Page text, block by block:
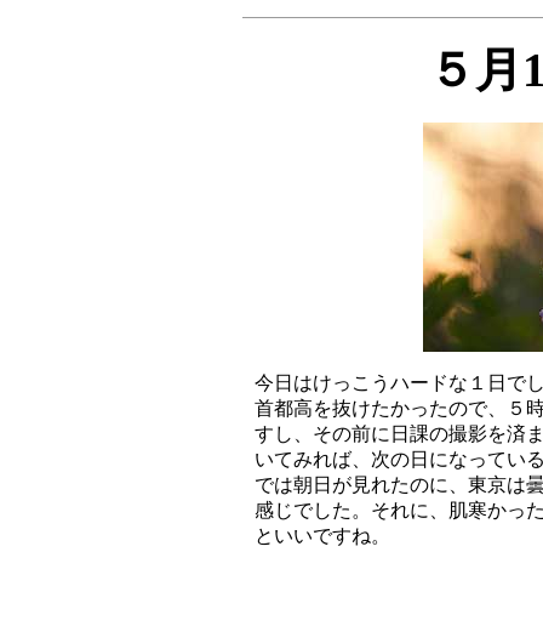
５月
今日はけっこうハードな１日で
首都高を抜けたかったので、５
すし、その前に日課の撮影を済
いてみれば、次の日になってい
では朝日が見れたのに、東京は
感じでした。それに、肌寒かっ